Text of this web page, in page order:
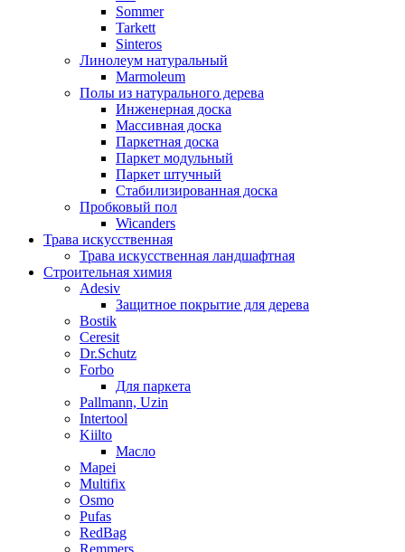
Sommer
Tarkett
Sinteros
Линолеум натуральный
Marmoleum
Полы из натурального дерева
Инженерная доска
Массивная доска
Паркетная доска
Паркет модульный
Паркет штучный
Стабилизированная доска
Пробковый пол
Wicanders
Трава искусственная
Трава искусственная ландшафтная
Строительная химия
Adesiv
Защитное покрытие для дерева
Bostik
Ceresit
Dr.Schutz
Forbo
Для паркета
Pallmann, Uzin
Intertool
Kiilto
Масло
Mapei
Multifix
Osmo
Pufas
RedBag
Remmers